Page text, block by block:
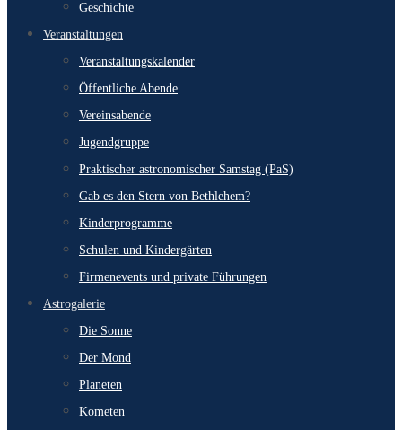
Geschichte
Veranstaltungen
Veranstaltungskalender
Öffentliche Abende
Vereinsabende
Jugendgruppe
Praktischer astronomischer Samstag (PaS)
Gab es den Stern von Bethlehem?
Kinderprogramme
Schulen und Kindergärten
Firmenevents und private Führungen
Astrogalerie
Die Sonne
Der Mond
Planeten
Kometen